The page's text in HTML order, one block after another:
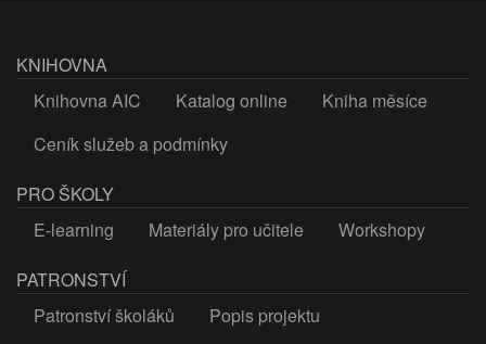
KNIHOVNA
Knihovna AIC
Katalog online
Kniha měsíce
Ceník služeb a podmínky
PRO ŠKOLY
E-learning
Materiály pro učitele
Workshopy
PATRONSTVÍ
Patronství školáků
Popis projektu